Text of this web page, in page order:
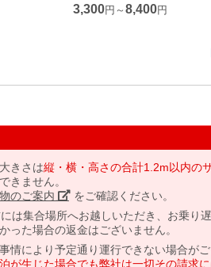
3,300円～ 8,400円
きさは縦・横・高さの合計1.2m以内の
きません。
物のご案内」 をご確認ください。
は集合場所へお越しいただき、お乗り
た場合の返金はございません。
情により予定通り運行できない場合がご
が生じた場合でも弊社は一切その請求